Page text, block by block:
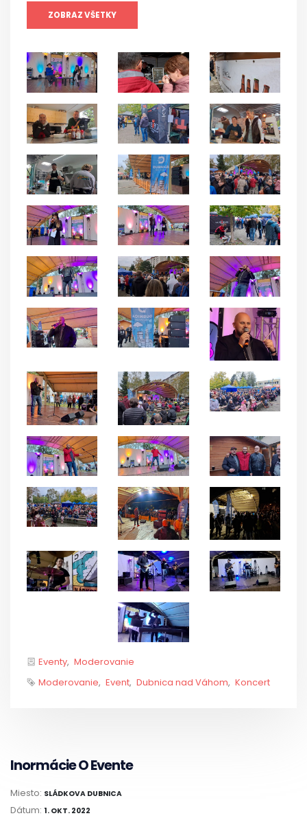
ZOBRAZ VŠETKY
Categories
Eventy Moderovanie
Tags
Moderovanie Event Dubnica nad Váhom Koncert
Inormácie O Evente
Miesto: SLÁDKOVA DUBNICA
Dátum: 1. OKT. 2022